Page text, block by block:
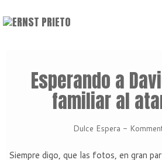
Esperando a
familiar al
Dulce Espera -
Siempre digo, que las fotos, en gran